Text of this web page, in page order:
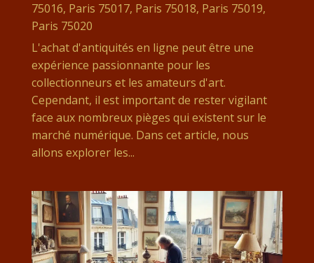
75016, Paris 75017, Paris 75018, Paris 75019,
Paris 75020
L'achat d'antiquités en ligne peut être une
expérience passionnante pour les
collectionneurs et les amateurs d'art.
Cependant, il est important de rester vigilant
face aux nombreux pièges qui existent sur le
marché numérique. Dans cet article, nous
allons explorer les...